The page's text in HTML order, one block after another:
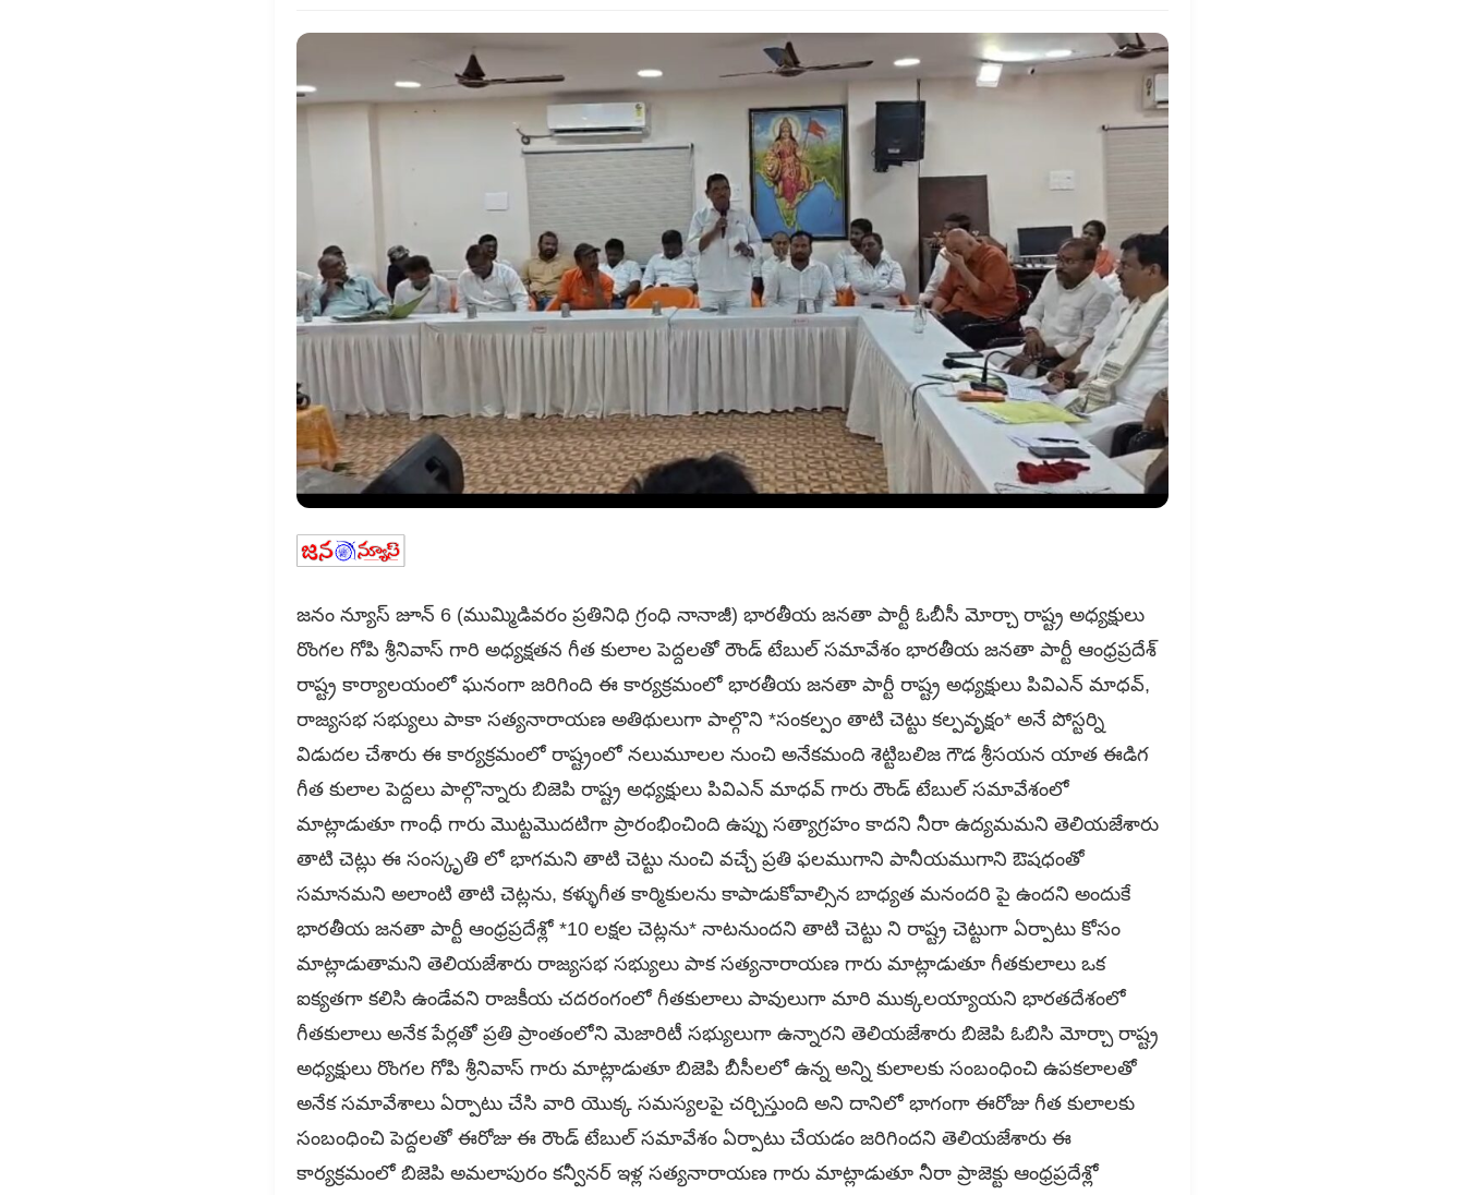
జనం న్యూస్ జూన్ 6 (ముమ్మిడివరం ప్రతినిధి గ్రంధి నానాజీ) భారతీయ జనతా పార్టీ ఓబీసీ మోర్చా రాష్ట్ర అధ్యక్షులు
రొంగల గోపి శ్రీనివాస్ గారి అధ్యక్షతన గీత కులాల పెద్దలతో రౌండ్ టేబుల్ సమావేశం భారతీయ జనతా పార్టీ ఆంధ్రప్రదేశ్
రాష్ట్ర కార్యాలయంలో ఘనంగా జరిగింది ఈ కార్యక్రమంలో భారతీయ జనతా పార్టీ రాష్ట్ర అధ్యక్షులు పివిఎన్ మాధవ్,
రాజ్యసభ సభ్యులు పాకా సత్యనారాయణ అతిథులుగా పాల్గొని *సంకల్పం తాటి చెట్టు కల్పవృక్షం* అనే పోస్టర్ని
విడుదల చేశారు ఈ కార్యక్రమంలో రాష్ట్రంలో నలుమూలల నుంచి అనేకమంది శెట్టిబలిజ గౌడ శ్రీసయన యాత ఈడిగ
గీత కులాల పెద్దలు పాల్గొన్నారు బిజెపి రాష్ట్ర అధ్యక్షులు పివిఎన్ మాధవ్ గారు రౌండ్ టేబుల్ సమావేశంలో
మాట్లాడుతూ గాంధీ గారు మొట్టమొదటిగా ప్రారంభించింది ఉప్పు సత్యాగ్రహం కాదని నీరా ఉద్యమమని తెలియజేశారు
తాటి చెట్లు ఈ సంస్కృతి లో భాగమని తాటి చెట్టు నుంచి వచ్చే ప్రతి ఫలముగాని పానీయముగాని ఔషధంతో
సమానమని అలాంటి తాటి చెట్లను, కళ్ళుగీత కార్మికులను కాపాడుకోవాల్సిన బాధ్యత మనందరి పై ఉందని అందుకే
భారతీయ జనతా పార్టీ ఆంధ్రప్రదేశ్లో *10 లక్షల చెట్లను* నాటనుందని తాటి చెట్టు ని రాష్ట్ర చెట్టుగా ఏర్పాటు కోసం
మాట్లాడుతామని తెలియజేశారు రాజ్యసభ సభ్యులు పాక సత్యనారాయణ గారు మాట్లాడుతూ గీతకులాలు ఒక
ఐక్యతగా కలిసి ఉండేవని రాజకీయ చదరంగంలో గీతకులాలు పావులుగా మారి ముక్కలయ్యాయని భారతదేశంలో
గీతకులాలు అనేక పేర్లతో ప్రతి ప్రాంతంలోని మెజారిటీ సభ్యులుగా ఉన్నారని తెలియజేశారు బిజెపి ఓబిసి మోర్చా రాష్ట్ర
అధ్యక్షులు రొంగల గోపి శ్రీనివాస్ గారు మాట్లాడుతూ బిజెపి బీసీలలో ఉన్న అన్ని కులాలకు సంబంధించి ఉపకలాలతో
అనేక సమావేశాలు ఏర్పాటు చేసి వారి యొక్క సమస్యలపై చర్చిస్తుంది అని దానిలో భాగంగా ఈరోజు గీత కులాలకు
సంబంధించి పెద్దలతో ఈరోజు ఈ రౌండ్ టేబుల్ సమావేశం ఏర్పాటు చేయడం జరిగిందని తెలియజేశారు ఈ
కార్యక్రమంలో బిజెపి అమలాపురం కన్వీనర్ ఇళ్ల సత్యనారాయణ గారు మాట్లాడుతూ నీరా ప్రాజెక్టు ఆంధ్రప్రదేశ్లో